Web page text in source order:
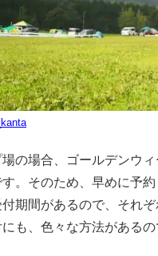
場の場合、ゴールデンウ
。そのため、早めに予
期間があるので、それ
にも、色々な方法がある